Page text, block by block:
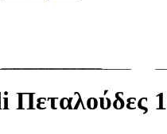
Πεταλούδες